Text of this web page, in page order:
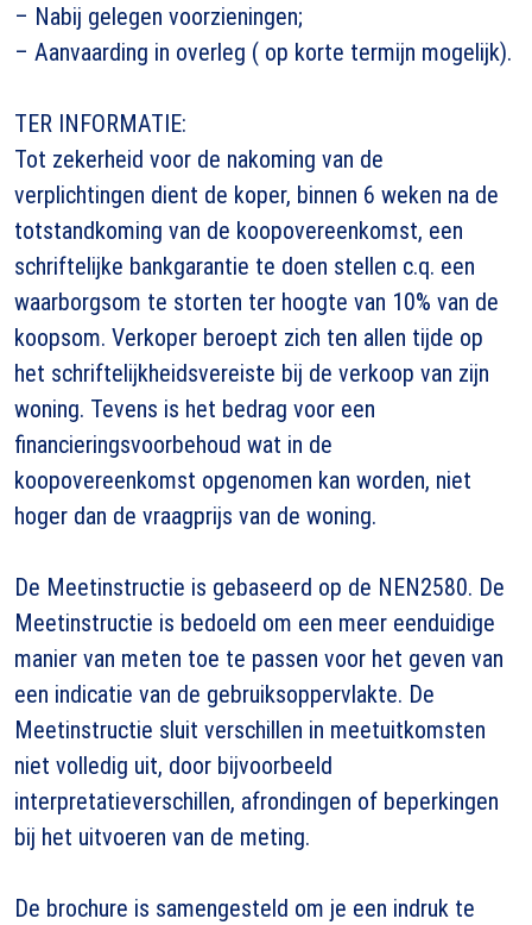
– Nabij gelegen voorzieningen;
– Aanvaarding in overleg ( op korte termijn mogelijk).
TER INFORMATIE:
Tot zekerheid voor de nakoming van de
verplichtingen dient de koper, binnen 6 weken na de
totstandkoming van de koopovereenkomst, een
schriftelijke bankgarantie te doen stellen c.q. een
waarborgsom te storten ter hoogte van 10% van de
koopsom. Verkoper beroept zich ten allen tijde op
het schriftelijkheidsvereiste bij de verkoop van zijn
woning. Tevens is het bedrag voor een
financieringsvoorbehoud wat in de
koopovereenkomst opgenomen kan worden, niet
hoger dan de vraagprijs van de woning.
De Meetinstructie is gebaseerd op de NEN2580. De
Meetinstructie is bedoeld om een meer eenduidige
manier van meten toe te passen voor het geven van
een indicatie van de gebruiksoppervlakte. De
Meetinstructie sluit verschillen in meetuitkomsten
niet volledig uit, door bijvoorbeeld
interpretatieverschillen, afrondingen of beperkingen
bij het uitvoeren van de meting.
De brochure is samengesteld om je een indruk te